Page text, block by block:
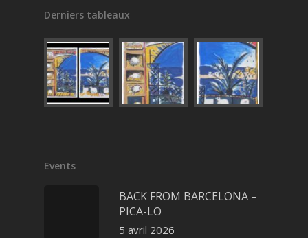
Derniers tableaux
Events
BACK FROM BARCELONA –
PICA-LO
5 avril 2026